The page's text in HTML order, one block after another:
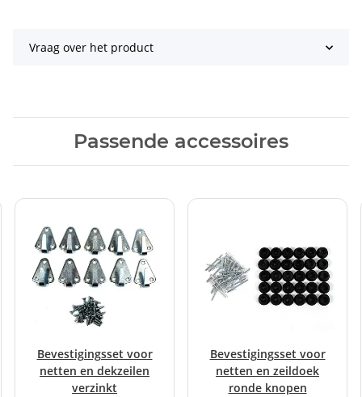
Vraag over het product
Passende accessoires
Bevestigingsset voor
netten en dekzeilen
verzinkt
Bevestigingsset voor
netten en zeildoek
ronde knopen